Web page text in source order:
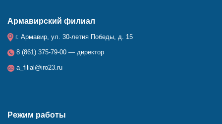
Армавирский филиал
г. Армавир, ул. 30-летия Победы, д. 15
8 (861) 375-79-00 — директор
a_filial@iro23.ru
Режим работы